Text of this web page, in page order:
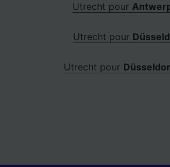
Utrecht pour
Utrecht pour
Utrecht pour